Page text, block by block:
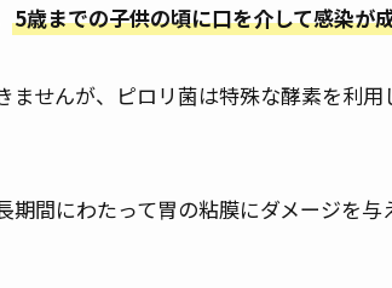
5歳までの子供の頃に口を介して感染が
せんが、ピロリ菌は特殊な酵素を利
間にわたって胃の粘膜にダメージを与